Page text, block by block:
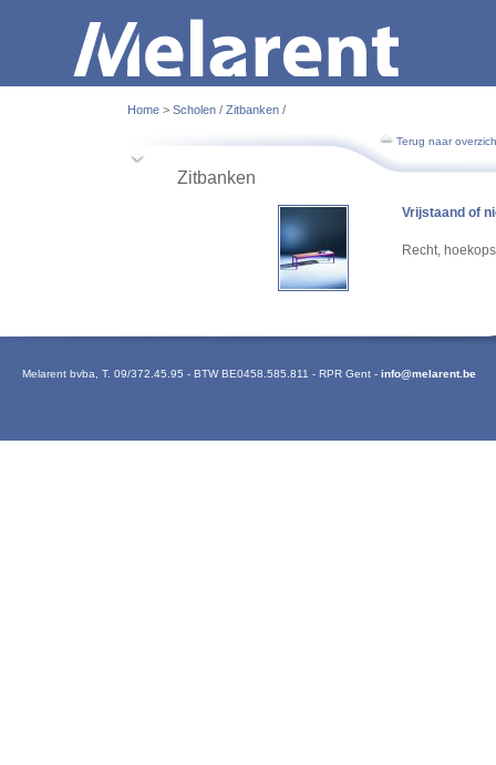
Home > Scholen / Zitbanken /
Zitbanken
Terug naar
Vrijstaand of
Recht,
Melarent bvba T. 09/372.45.95 - BTW BE0458.585.811 - RPR Gent - info@melarent.be